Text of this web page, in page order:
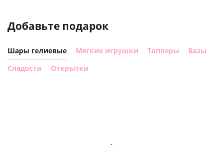
Добавьте подарок
Шары гелиевые Мягкие игрушки Топперы
Вазы
Сладости
Открытки